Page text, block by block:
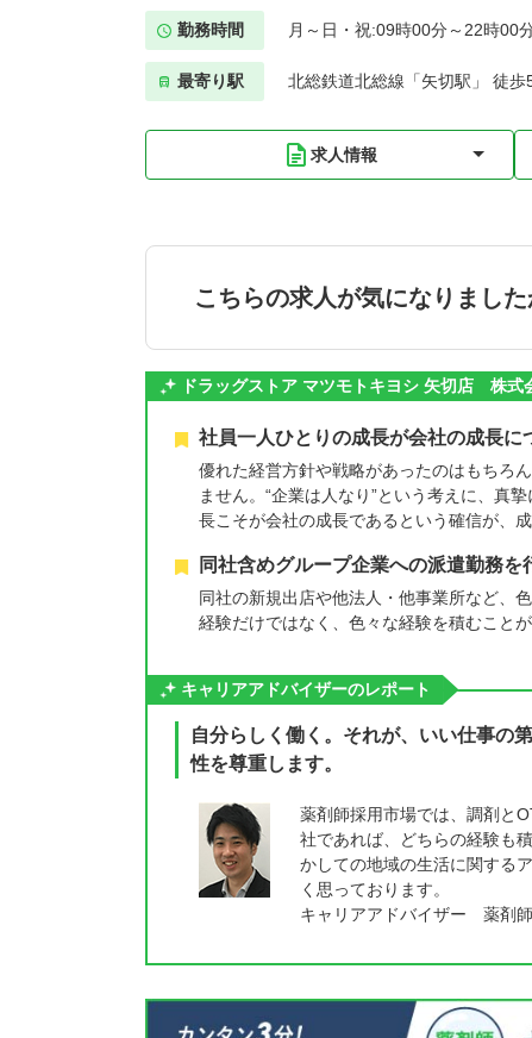
勤務時間 月～日・祝:09時00分～22時00
最寄り駅 北総鉄道北総線「矢切駅」 徒歩
求人情報
こちらの求人が気になりました
ドラッグストア マツモトキヨシ 矢切店 株式
社員一人ひとりの成長が会社の成長に
優れた経営方針や戦略があったのはもちろ
ません。“企業は人なり”という考えに、真
長こそが会社の成長であるという確信が、
同社含めグループ企業への派遣勤務
同社の新規出店や他法人・他事業所など、
経験だけではなく、色々な経験を積むこと
キャリアアドバイザーのレポート
自分らしく働く。それが、いい仕事の
性を尊重します。
薬剤師採用市場では、調剤と
社であれば、どちらの経験も
かしての地域の生活に関する
く思っております。
キャリアアドバイザー 薬剤